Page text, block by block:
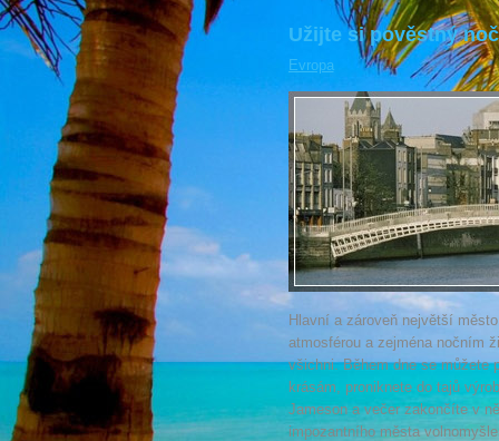
Užijte si pověstný
Evropa
Hlavní a zároveň největší
atmosférou a zejména nočním
všichni. Během dne se můžete
krásám, proniknete do tajů
Jameson a večer zakončíte v
impozantního města